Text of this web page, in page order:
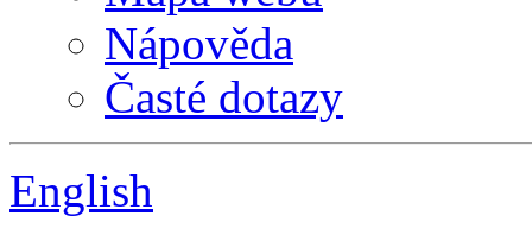
Nápověda
Časté dotazy
English